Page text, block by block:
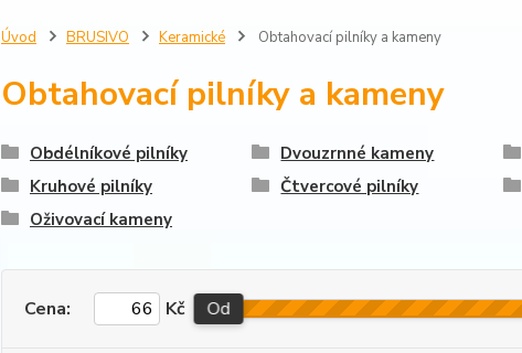
Úvod BRUSIVO Keramické Obtahovací pilníky a kameny
Obtahovací pilníky a kameny
Obdélníkové pilníky Dvouzrnné kameny
Kruhové pilníky
Čtvercové pilníky
Oživovací kameny
Cena: Kč Od